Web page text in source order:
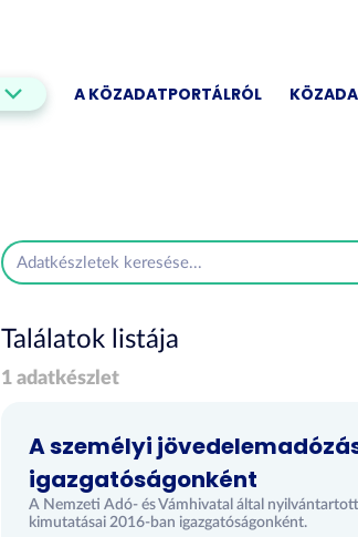
A KÖZADATPORTÁLRÓL
Találatok listája
1 adatkészlet
A személyi
igazgatóságonként
A Nemzeti Adó- és Vámhivatal által
kimutatásai 2016-ban igazgatóságonként.